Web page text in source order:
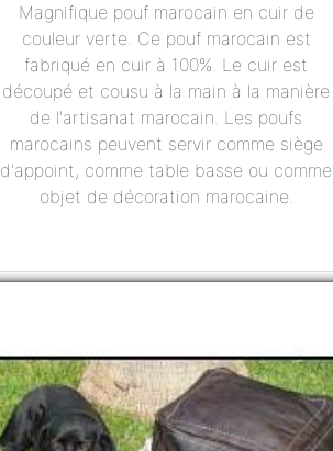
Magnifique pouf marocain en cuir de
couleur verte. Ce pouf marocain est
fabriqué en cuir à 100%. Le cuir est
découpé et cousu à la main à la manière
de l'artisanat marocain. Les poufs
marocains peuvent servir comme siège
d'appoint, comme table basse ou comme
objet de décoration marocaine.